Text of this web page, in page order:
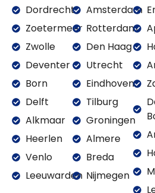
Dordrecht
Zoetermeer
Zwolle
Deventer
Born
Delft
Alkmaar
Heerlen
Venlo
Leeuwarden
Amsterdam
Rotterdam
Den Haag
Utrecht
Eindhoven
Tilburg
Groningen
Almere
Breda
Nijmegen